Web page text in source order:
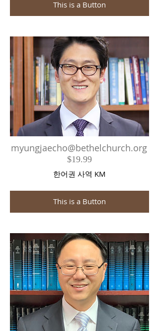
This is a Button
myungjaecho@bethelchurch.org
$19.99
한어권 사역 KM
This is a Button